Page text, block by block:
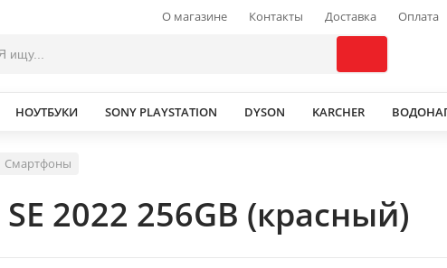
О магазине Контакты Доставка Оплата
НОУТБУКИ SONY PLAYSTATION DYSON KARCHER
Смартфоны
2022 256GB (красный)